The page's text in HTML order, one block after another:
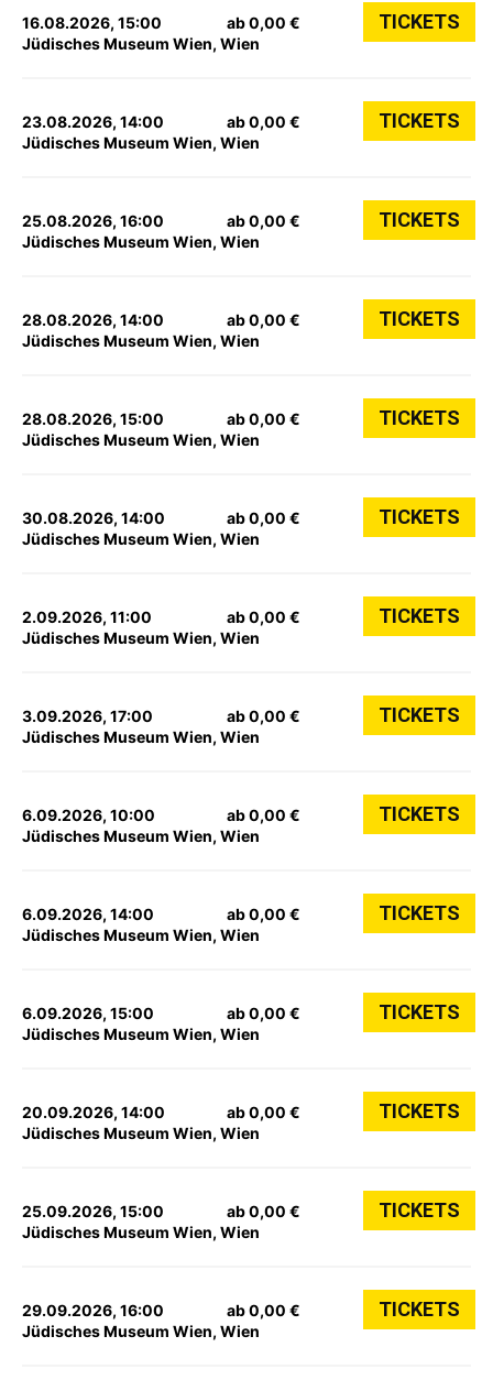
16.08.2026, 15:00
Jüdisches Museum Wien, Wien
ab 0,00 € TICKETS
23.08.2026, 14:00
Jüdisches Museum Wien, Wien
ab 0,00 € TICKETS
25.08.2026, 16:00
Jüdisches Museum Wien, Wien
ab 0,00 € TICKETS
28.08.2026, 14:00
Jüdisches Museum Wien, Wien
ab 0,00 € TICKETS
28.08.2026, 15:00
Jüdisches Museum Wien, Wien
ab 0,00 € TICKETS
30.08.2026, 14:00
Jüdisches Museum Wien, Wien
ab 0,00 € TICKETS
2.09.2026, 11:00
Jüdisches Museum Wien, Wien
ab 0,00 € TICKETS
3.09.2026, 17:00
Jüdisches Museum Wien, Wien
ab 0,00 € TICKETS
6.09.2026, 10:00
Jüdisches Museum Wien, Wien
ab 0,00 € TICKETS
6.09.2026, 14:00
Jüdisches Museum Wien, Wien
ab 0,00 € TICKETS
6.09.2026, 15:00
Jüdisches Museum Wien, Wien
ab 0,00 € TICKETS
20.09.2026, 14:00
Jüdisches Museum Wien, Wien
ab 0,00 € TICKETS
25.09.2026, 15:00
Jüdisches Museum Wien, Wien
ab 0,00 € TICKETS
29.09.2026, 16:00
Jüdisches Museum Wien, Wien
ab 0,00 € TICKETS